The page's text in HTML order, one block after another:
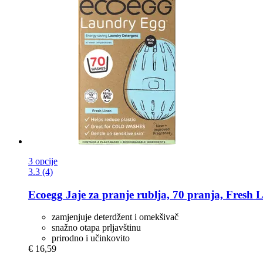
3 opcije
3.3 (4)
Ecoegg Jaje za pranje rublja, 70 pranja, Fresh
zamjenjuje deterdžent i omekšivač
snažno otapa prljavštinu
prirodno i učinkovito
€ 16,59